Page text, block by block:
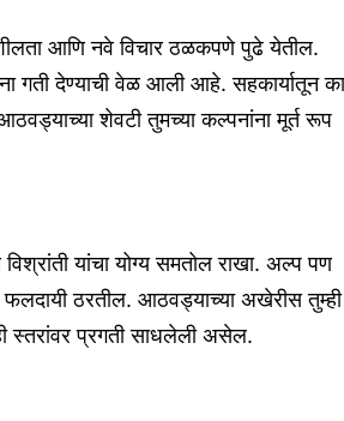
आणि नवे विचार ठळकपणे पुढे येतील.
गती देण्याची वेळ आली आहे. सहकार्यातून
शेवटी तुमच्या कल्पनांना मूर्त रूप
यांचा योग्य समतोल राखा. अल्प पण
ठरतील. आठवड्याच्या अखेरीस तुम्ही
स्तरांवर प्रगती साधलेली असेल.